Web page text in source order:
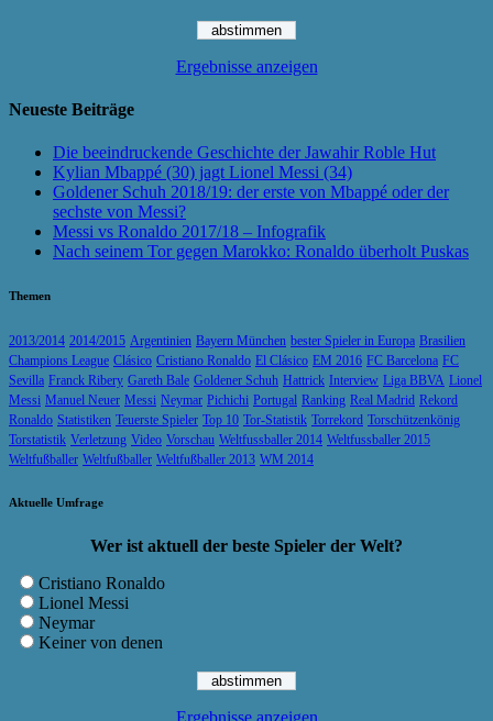
Ergebnisse anzeigen
Neueste Beiträge
Die beeindruckende Geschichte der Jawahir Roble Hut
Kylian Mbappé (30) jagt Lionel Messi (34)
Goldener Schuh 2018/19: der erste von Mbappé oder der
sechste von Messi?
Messi vs Ronaldo 2017/18 – Infografik
Nach seinem Tor gegen Marokko: Ronaldo überholt Puskas
Themen
2013/2014 2014/2015 Argentinien Bayern München bester Spieler in Europa Brasilien
Champions League Clásico Cristiano Ronaldo El Clásico EM 2016 FC Barcelona FC
Sevilla Franck Ribery Gareth Bale Goldener Schuh Hattrick Interview Liga BBVA Lionel
Messi Manuel Neuer Messi Neymar Pichichi Portugal Ranking Real Madrid Rekord
Ronaldo Statistiken Teuerste Spieler Top 10 Tor-Statistik Torrekord Torschützenkönig
Torstatistik Verletzung Video Vorschau Weltfussballer 2014 Weltfussballer 2015
Weltfußballer Weltfußballer Weltfußballer 2013 WM 2014
Aktuelle Umfrage
Wer ist aktuell der beste Spieler der Welt?
Cristiano Ronaldo
Lionel Messi
Neymar
Keiner von denen